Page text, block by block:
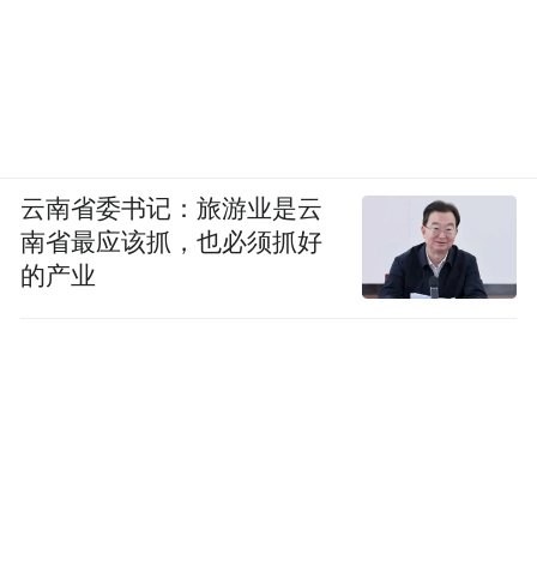
云南省委书记：旅游业是云
南省最应该抓，也必须抓好
的产业